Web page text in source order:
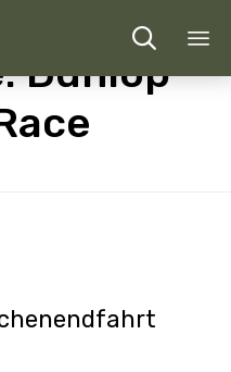

Dunlop